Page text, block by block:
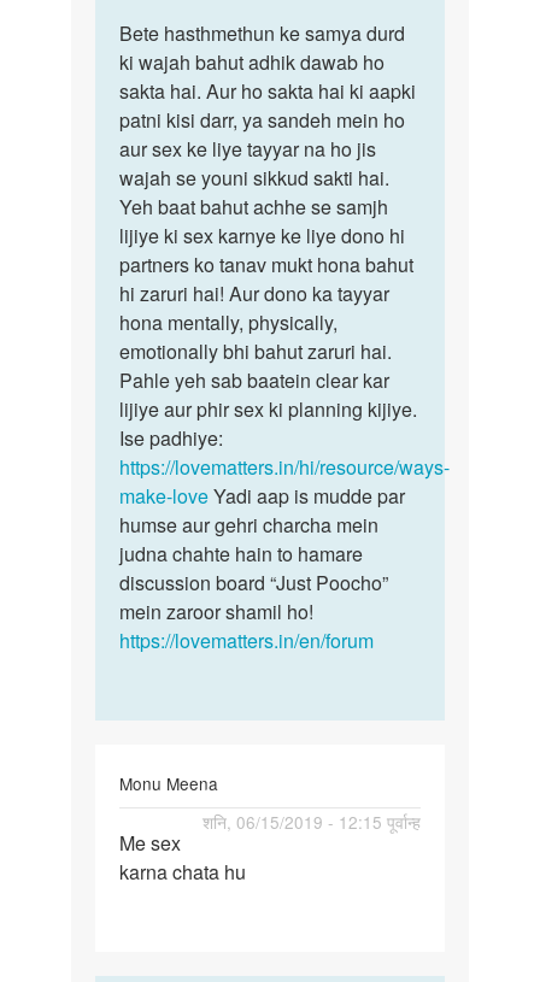
to
Hastmaithun
karte
samy…
by
Yashpal
Bete
hasthmethun
ke
samya…
Bete hasthmethun ke samya durd
ki wajah bahut adhik dawab ho
sakta hai. Aur ho sakta hai ki aapki
patni kisi darr, ya sandeh mein ho
aur sex ke liye tayyar na ho jis
wajah se youni sikkud sakti hai.
Yeh baat bahut achhe se samjh
lijiye ki sex karnye ke liye dono hi
partners ko tanav mukt hona bahut
hi zaruri hai! Aur dono ka tayyar
hona mentally, physically,
emotionally bhi bahut zaruri hai.
Pahle yeh sab baatein clear kar
lijiye aur phir sex ki planning kijiye.
Ise padhiye:
https://lovematters.in/hi/resource/ways-
make-loveYadi aap is mudde par
humse aur gehri charcha mein
judna chahte hain to hamare
discussion board “Just Poocho”
mein zaroor shamil ho!
https://lovematters.in/en/forum
Monu Meena
शनि, 06/15/2019 - 12:15 पूर्वान्ह
Me
sex
Me sex
karna chata hu